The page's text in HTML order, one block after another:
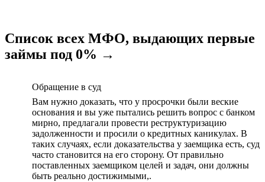
Список всех МФО, выдающих первые
займы под 0% →
Обращение в суд
Вам нужно доказать, что у просрочки были веские
основания и вы уже пытались решить вопрос с банком
мирно, предлагали провести реструктуризацию
задолженности и просили о кредитных каникулах. В
таких случаях, если доказательства у заемщика есть, суд
часто становится на его сторону. От правильно
поставленных заемщиком целей и задач, они должны
быть реально достижимыми,.